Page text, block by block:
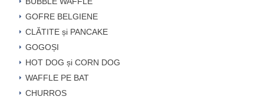
GOFRE BELGIENE
CLĂTITE și PANCAKE
GOGOȘI
HOT DOG și CORN DOG
WAFFLE PE BAT
CHURROS